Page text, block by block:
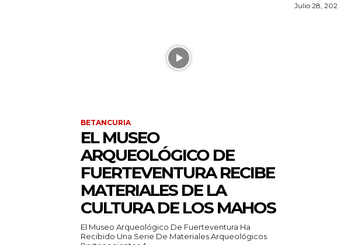
Julio 28,
BETANCURIA
EL MUSEO
ARQUEOLÓGICO DE
FUERTEVENTURA RECIBE
MATERIALES DE LA
CULTURA DE LOS MAHOS
El Museo Arqueológico De Fuerteventura Ha
Recibido Una Serie De Materiales Arqueológicos